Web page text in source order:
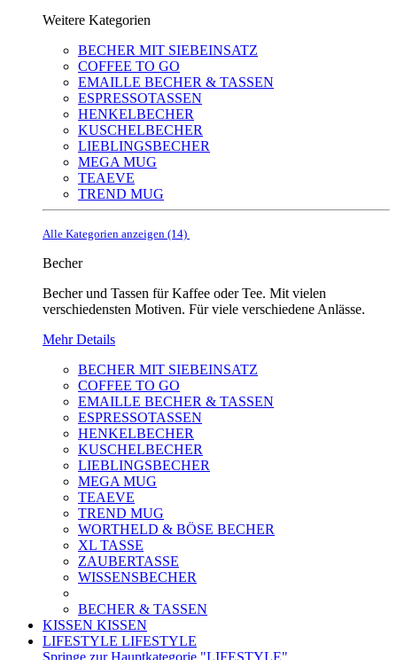
Weitere Kategorien
BECHER MIT SIEBEINSATZ
COFFEE TO GO
EMAILLE BECHER & TASSEN
ESPRESSOTASSEN
HENKELBECHER
KUSCHELBECHER
LIEBLINGSBECHER
MEGA MUG
TEAEVE
TREND MUG
Alle Kategorien anzeigen (14)
Becher
Becher und Tassen für Kaffee oder Tee. Mit vielen
verschiedensten Motiven. Für viele verschiedene Anlässe.
Mehr Details
BECHER MIT SIEBEINSATZ
COFFEE TO GO
EMAILLE BECHER & TASSEN
ESPRESSOTASSEN
HENKELBECHER
KUSCHELBECHER
LIEBLINGSBECHER
MEGA MUG
TEAEVE
TREND MUG
WORTHELD & BÖSE BECHER
XL TASSE
ZAUBERTASSE
WISSENSBECHER
BECHER & TASSEN
KISSEN KISSEN
LIFESTYLE LIFESTYLE
Springe zur Hauptkategorie "LIFESTYLE"